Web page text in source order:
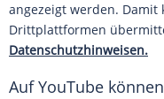
angezeigt werden. Damit
Drittplattformen
Datenschutzhinweisen.
AufYouTube